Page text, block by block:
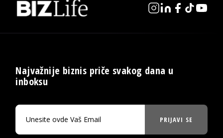
Najvažnije biznis priče svakog dana u
inboksu
PRIJAVI SE